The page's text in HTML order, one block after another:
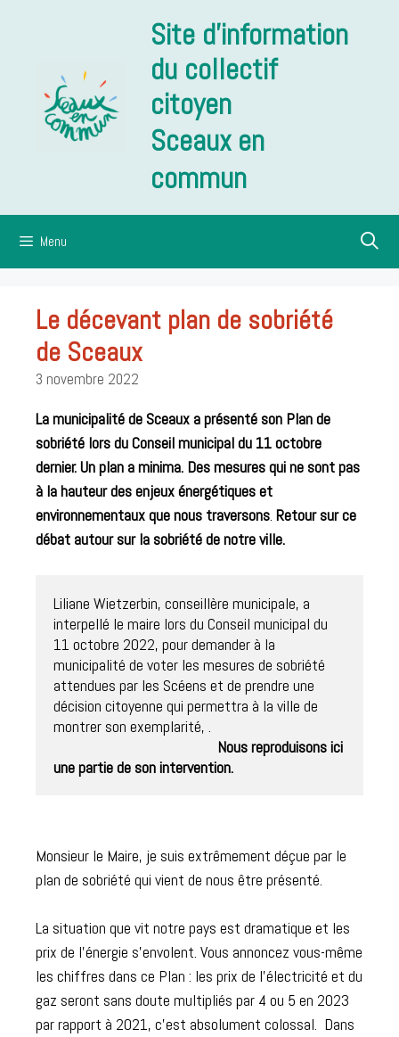
Site d'information
du collectif
citoyen
Sceaux en
commun
Menu
Le décevant plan de sobriété
de Sceaux
3 novembre 2022
La municipalité de Sceaux a présenté son Plan de
sobriété lors du Conseil municipal du 11 octobre
dernier. Un plan a minima. Des mesures qui ne sont pas
à la hauteur des enjeux énergétiques et
environnementaux que nous traversons. Retour sur ce
débat autour sur la sobriété de notre ville.
Liliane Wietzerbin, conseillère municipale, a
interpellé le maire lors du Conseil municipal du
11 octobre 2022, pour demander à la
municipalité de voter les mesures de sobriété
attendues par les Scéens et de prendre une
décision citoyenne qui permettra à la ville de
montrer son exemplarité, .
Nous reproduisons ici
une partie de son intervention.
Monsieur le Maire, je suis extrêmement déçue par le
plan de sobriété qui vient de nous être présenté.
La situation que vit notre pays est dramatique et les
prix de l’énergie s’envolent. Vous annoncez vous-même
les chiffres dans ce Plan : les prix de l’électricité et du
gaz seront sans doute multipliés par 4 ou 5 en 2023
par rapport à 2021, c’est absolument colossal. Dans